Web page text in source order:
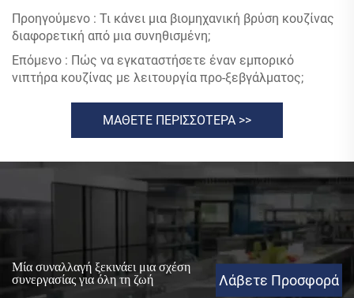
Προηγούμενο : Τι κάνει μια βιομηχανική βρύση κουζίνας
διαφορετική από μια συνηθισμένη;
Επόμενο : Πώς να εγκαταστήσετε έναν εμπορικό
νιπτήρα κουζίνας με λειτουργία προ-ξεβγάλματος;
ΜΑΘΕΤΕ ΠΕΡΙΣΣΟΤΕΡΑ >>
Μία συναλλαγή ξεκινάει μια σχέση
συνεργασίας για όλη τη ζωή
Λάβετε Προσφορά